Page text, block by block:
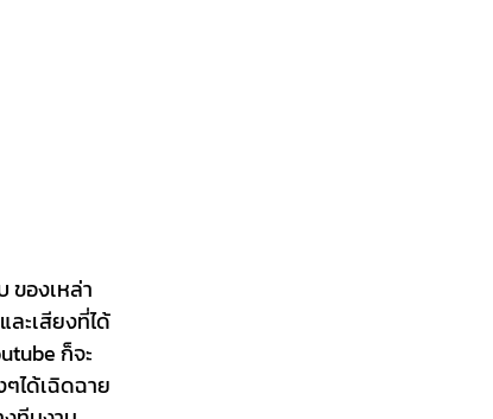
ของเหล่า
ะเสียงที่ได้
ก็จะ
ได้เฉิดฉาย